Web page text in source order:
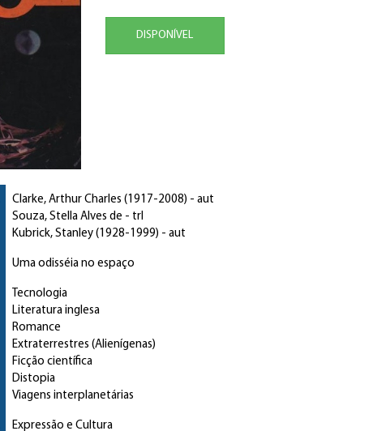
DISPONÍVEL
Clarke, Arthur Charles (1917-2008) - aut
Souza, Stella Alves de - trl
Kubrick, Stanley(1928-1999) - aut
Uma odisséia no espaço
Tecnologia
Literatura inglesa
Romance
Extraterrestres (Alienígenas)
Ficção científica
Distopia
Viagens interplanetárias
Expressão e Cultura